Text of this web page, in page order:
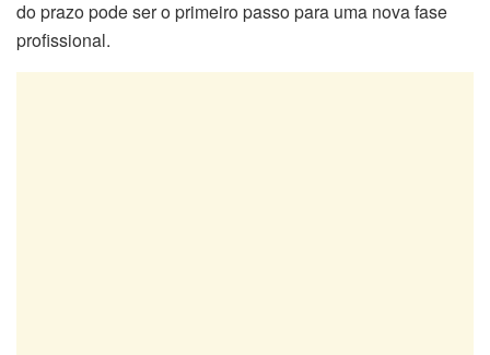
do prazo pode ser o primeiro passo para uma nova fase
profissional.